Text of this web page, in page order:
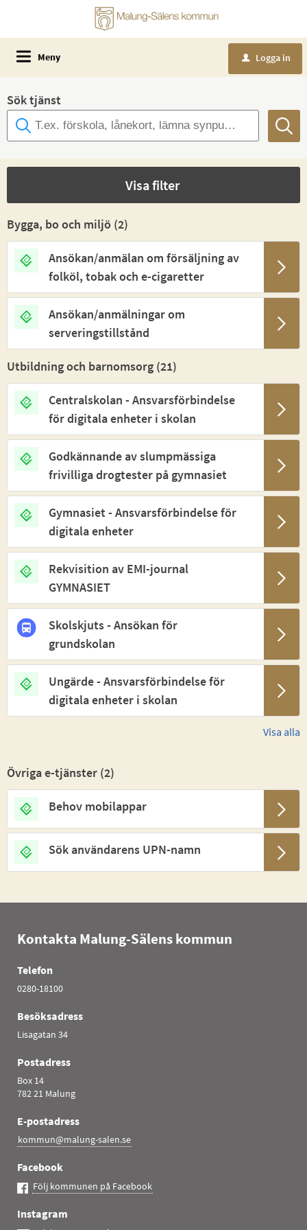
Meny u Logga in
Sök tjänst
Visa filter
Bygga, bo och miljö (2)
Ansökan/anmälan om försäljning av
folköl, tobak och e-cigaretter
Ansökan/anmälningar om
serveringstillstånd
Utbildning och barnomsorg (21)
Centralskolan - Ansvarsförbindelse
för digitala enheter i skolan
Godkännande av slumpmässiga
frivilliga drogtester på gymnasiet
Gymnasiet - Ansvarsförbindelse för
digitala enheter
Rekvisition av EMI-journal
GYMNASIET
Skolskjuts - Ansökan för
grundskolan
Ungärde - Ansvarsförbindelse för
digitala enheter i skolan
Visa alla
Övriga e-tjänster (2)
Behov mobilappar
Sök användarens UPN-namn
Kontakta Malung-Sälens kommun
Telefon
0280-18100
Besöksadress
Lisagatan 34
Postadress
Box 14
782 21 Malung
E-postadress
kommun@malung-salen.se
Facebook
Följ kommunen på Facebook
Instagram